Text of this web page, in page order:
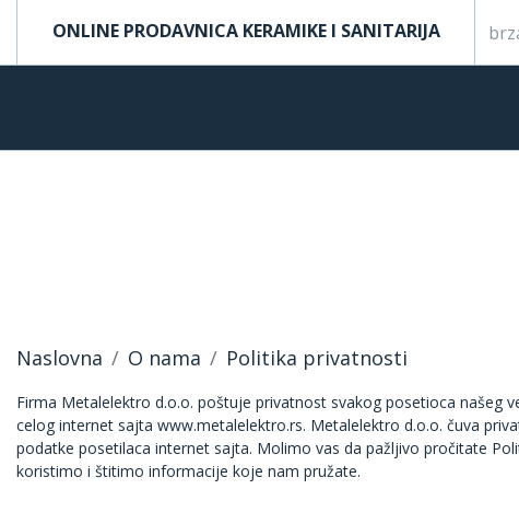
ONLINE PRODAVNICA KERAMIKE I SANITARIJA
Naslovna O nama Politika privatnosti
Firma Metalelektro d.o.o. poštuje privatnost svakog posetioca našeg
celog internet sajta www.metalelektro.rs. Metalelektro d.o.o. čuva
podatke posetilaca internet sajta. Molimo vas da pažljivo pročitate
koristimo i štitimo informacije koje nam pružate.